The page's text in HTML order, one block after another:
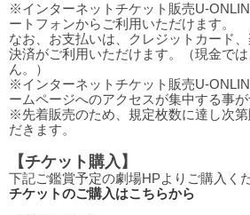
※インターネットチケット販売U-
ートフォンからご利用いただけます。
なお、お支払いは、クレジットカード
決済がご利用いただけます。（現金で
ん。）
※インターネットチケット販売U-
ームページへのアクセスが集中する事が
※先着販売のため、規定枚数に達し次
だきます。
【チケット購入】
下記ご鑑賞予定の劇場HPよりご購入く
チケットのご購入はこちらから